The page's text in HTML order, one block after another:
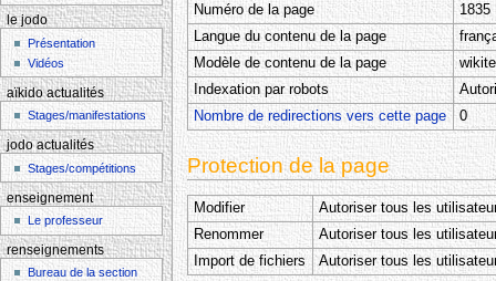
Numéro de la page
1835
Langue du contenu de la page
Modèle de contenu de la page
Indexation par robots
Nombre de redirections vers cette page
0
Protection de la page
Modifier
Autoriser tous les
Renommer
Autoriser tous les
Import de fichiers
Autoriser tous les
le jodo
Présentation
Vidéos
aïkido actualités
Stages/manifestations
jodo actualités
Stages/compétitions
enseignement
Le professeur
renseignements
Bureau de la section